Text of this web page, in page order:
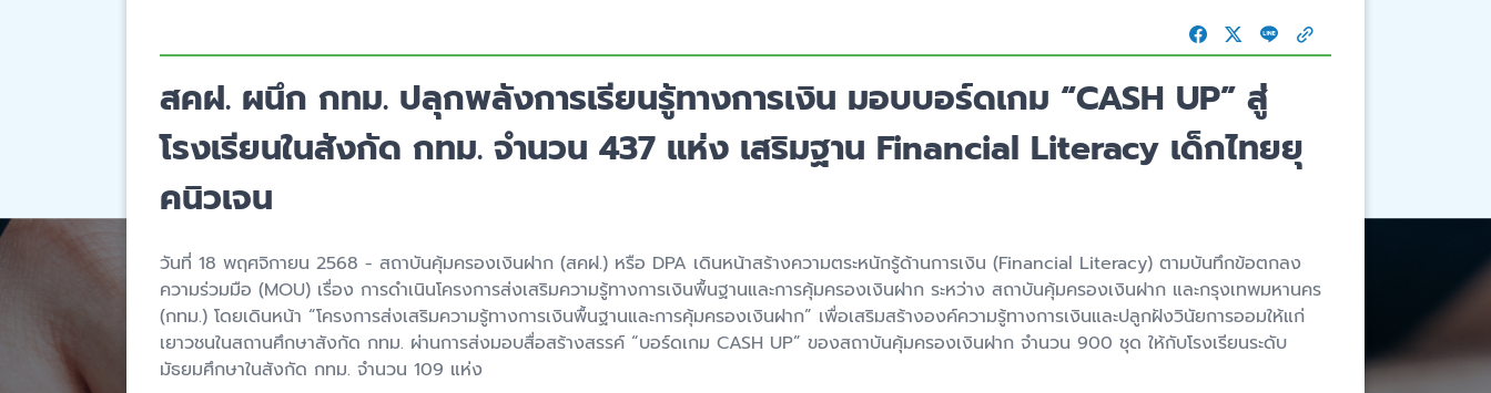
สคฝ. ผนึก กทม. ปลุกพลังการเรียนรู้ทางการเงิน มอบบอร์ดเกม “CASH UP” สู่
โรงเรียนในสังกัด กทม. จำนวน 437 แห่ง เสริมฐาน Financial Literacy เด็กไทยยุ
คนิวเจน
วันที่ 18 พฤศจิกายน 2568 - สถาบันคุ้มครองเงินฝาก (สคฝ.) หรือ DPA เดินหน้าสร้างความตระหนักรู้ด้านการเงิน (Financial Literacy) ตามบันทึกข้อตกลง
ความร่วมมือ (MOU) เรื่อง การดำเนินโครงการส่งเสริมความรู้ทางการเงินพื้นฐานและการคุ้มครองเงินฝาก ระหว่าง สถาบันคุ้มครองเงินฝาก และกรุงเทพมหานคร
(กทม.) โดยเดินหน้า “โครงการส่งเสริมความรู้ทางการเงินพื้นฐานและการคุ้มครองเงินฝาก” เพื่อเสริมสร้างองค์ความรู้ทางการเงินและปลูกฝังวินัยการออมให้แก่
เยาวชนในสถานศึกษาสังกัด กทม. ผ่านการส่งมอบสื่อสร้างสรรค์ “บอร์ดเกม CASH UP” ของสถาบันคุ้มครองเงินฝาก จำนวน 900 ชุด ให้กับโรงเรียนระดับ
มัธยมศึกษาในสังกัด กทม. จำนวน 109 แห่ง